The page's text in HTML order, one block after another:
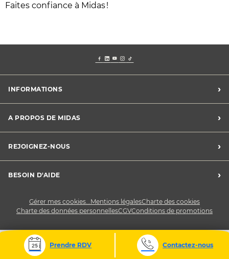
Faites confiance à Midas !
INFORMATIONS ›
Charte des cookies
Charte des données personnelles
CGV
Conditions de promotions
A PROPOS DE MIDAS ›
Midas France
Développement durable
REJOIGNEZ-NOUS ›
Devenez franchisé
BESOIN D'AIDE ›
Gérer mes cookies...Mentions légalesCharte des cookies
Charte des données personnellesCGVConditions de promotions
Prendre RDV Contactez-nous